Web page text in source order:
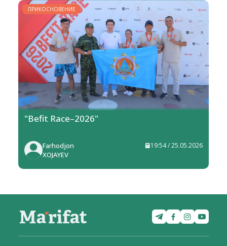
ПРИКОСНОВЕНИЕ
"Befit Race–2026"
Farhodjon
XOJAYEV
19:54 / 25.05.2026